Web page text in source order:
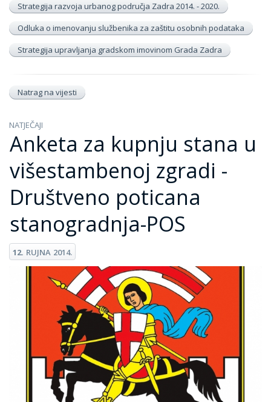
Strategija razvoja urbanog područja Zadra 2014. - 2020.
Odluka o imenovanju službenika za zaštitu osobnih podataka
Strategija upravljanja gradskom imovinom Grada Zadra
Natrag na vijesti
NATJEČAJI
Anketa za kupnju stana u
višestambenoj zgradi -
Društveno poticana
stanogradnja-POS
12. RUJNA 2014.